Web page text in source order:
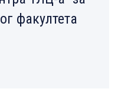
факултета